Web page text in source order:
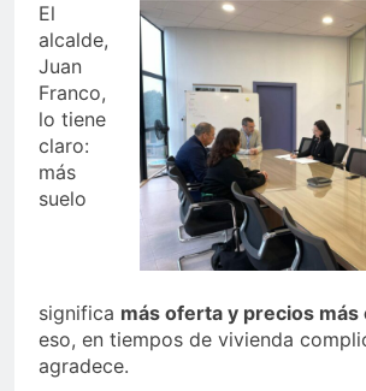
El
alcalde,
Juan
Franco,
lo tiene
claro:
más
suelo
significa más oferta y precios
eso, en tiempos de vivienda
agradece.